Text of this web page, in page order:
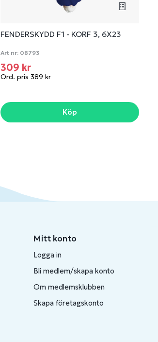
FENDERSKYDD F1 - KORF 3, 6X23
Art nr: 08793
309 kr
Ord. pris 389 kr
Köp
Mitt konto
Logga in
Bli medlem/skapa konto
Om medlemsklubben
Skapa företagskonto